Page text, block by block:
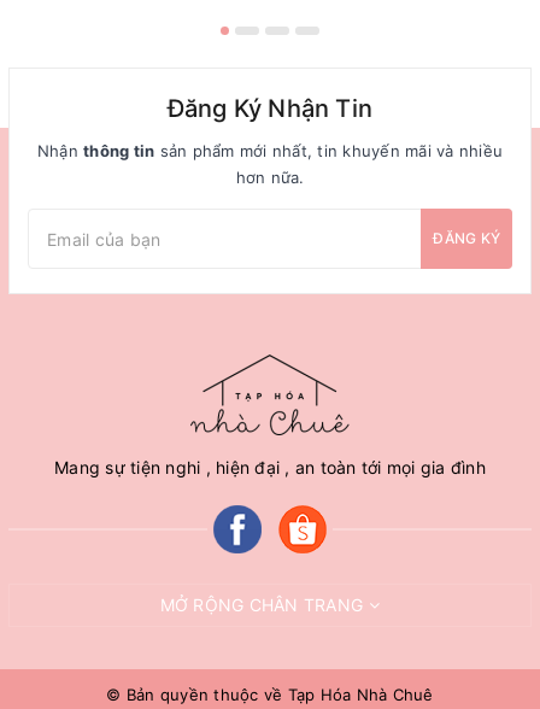
Đăng Ký Nhận Tin
Nhậnthông tin sản phẩm mới nhất, tin khuyến mãi và nhiều
hơn nữa.
ĐĂNG KÝ
Mang sự tiện nghi , hiện đại , an toàn tới mọi gia đình
MỞ RỘNG CHÂN TRANG
© Bản quyền thuộc về Tạp Hóa Nhà Chuê